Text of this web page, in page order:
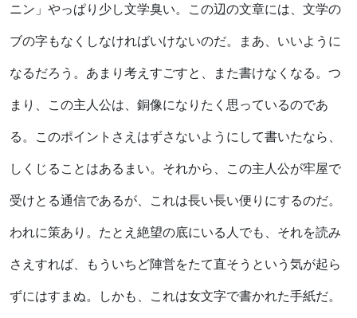
ニン」やっぱり少し文学臭い。この辺の文章には、文学の
ブの字もなくしなければいけないのだ。まあ、いいように
なるだろう。あまり考えすごすと、また書けなくなる。つ
まり、この主人公は、銅像になりたく思っているのであ
る。このポイントさえはずさないようにして書いたなら、
しくじることはあるまい。それから、この主人公が牢屋で
受けとる通信であるが、これは長い長い便りにするのだ。
われに策あり。たとえ絶望の底にいる人でも、それを読み
さえすれば、もういちど陣営をたて直そうという気が起ら
ずにはすまぬ。しかも、これは女文字で書かれた手紙だ。